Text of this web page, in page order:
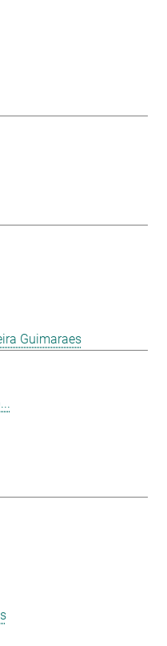
Guimaraes